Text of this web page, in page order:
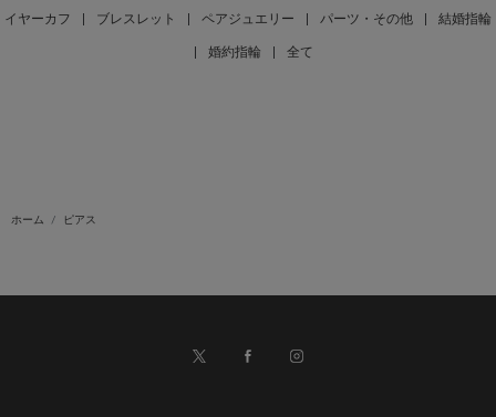
イヤーカフ ブレスレット ペアジュエリー パーツ・その他 結婚指輪
婚約指輪 全て
ホーム ピアス